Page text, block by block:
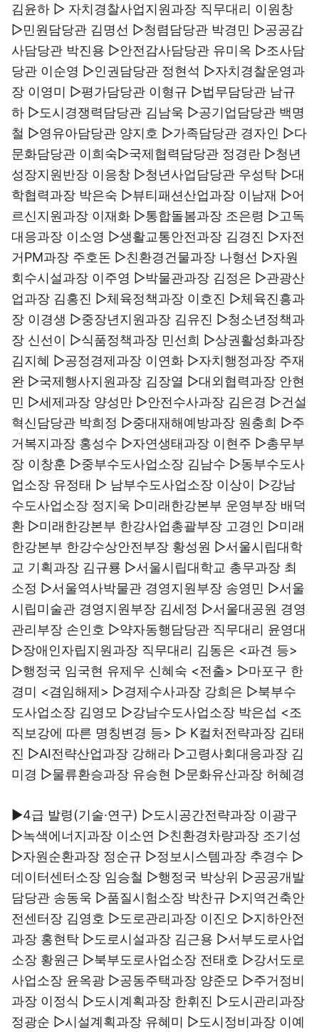
김윤하 ▷ 자치경찰사업지원과장 직무대리 이원창
▷민원담당관 김명선 ▷청렴담당관 박경민 ▷공공감
사담당관 박진용 ▷안전감사담당관 유미옥 ▷조사담
당관 이순영 ▷인권담당관 정현석 ▷자치경찰운영과
장 이영미 ▷평가담당관 이형규 ▷법무담당관 남규
하 ▷도시경쟁력담당관 김남욱 ▷공기업담당관 백명
철 ▷영유아담당관 양지호 ▷가족담당관 경자인 ▷다
문화담당관 이희숙▷국제협력담당관 정경란 ▷청년
성장지원반장 이응창 ▷청년사업담당관 우성탁 ▷대
학협력과장 박은숙 ▷뷰티패션산업과장 이남재 ▷어
르신지원과장 이재화 ▷통합돌봄과장 조은령 ▷고독
대응과장 이소영 ▷생활교통안전과장 김경진 ▷자전
거PM과장 주호돈 ▷친환경건물과장 나형선 ▷자원
회수시설과장 이주영 ▷박물관과장 김정은 ▷관광산
업과장 김홍진 ▷체육정책과장 이호진 ▷체육진흥과
장 이경생 ▷중장년지원과장 김유진 ▷청소년정책과
장 신선이 ▷식품정책과장 민선희 ▷상권활성화과장
김지혜 ▷공정경제과장 이연화 ▷자치행정과장 주재
완 ▷국제행사지원과장 김장열 ▷대외협력과장 안현
민 ▷세제과장 양성만 ▷안전수사과장 김은경 ▷건설
혁신담당관 박희정 ▷중대재해예방과장 원충희 ▷주
거복지과장 홍성수 ▷자연생태과장 이현주 ▷총무부
장 이창훈 ▷중부수도사업소장 김남수 ▷동부수도사
업소장 유정태 ▷ 남부수도사업소장 이상이 ▷강남
수도사업소장 정지욱 ▷미래한강본부 운영부장 배덕
환 ▷미래한강본부 한강사업총괄부장 고경인 ▷미래
한강본부 한강수상안전부장 황성원 ▷서울시립대학
교 기획과장 김규룡 ▷서울시립대학교 총무과장 최
소정 ▷서울역사박물관 경영지원부장 송영민 ▷서울
시립미술관 경영지원부장 김세정 ▷서울대공원 경영
관리부장 손인호 ▷약자동행담당관 직무대리 윤영대
▷장애인자립지원과장 직무대리 김동은 <파견 등>
▷행정국 임국현 유제우 신혜숙 <전출> ▷마포구 한
경미 <겸임해제> ▷경제수사과장 강희은 ▷북부수
도사업소장 김영모 ▷강남수도사업소장 박은섭 <조
직보강에 따른 명칭변경 등> ▷ K컬처전략과장 김태
진 ▷AI전략산업과장 강해라 ▷고령사회대응과장 김
미경 ▷물류환승과장 유승현 ▷문화유산과장 허혜경
▶4급 발령(기술·연구) ▷도시공간전략과장 이광구
▷녹색에너지과장 이소연 ▷친환경차량과장 조기성
▷자원순환과장 정순규 ▷정보시스템과장 추경수 ▷
데이터센터소장 임승철 ▷행정국 박상위 ▷공공개발
담당관 송동욱 ▷품질시험소장 박찬규 ▷지역건축안
전센터장 김영호 ▷도로관리과장 이진오 ▷지하안전
과장 홍현탁 ▷도로시설과장 김근용 ▷서부도로사업
소장 황원근 ▷북부도로사업소장 전태호 ▷강서도로
사업소장 윤옥광 ▷공동주택과장 양준모 ▷주거정비
과장 이정식 ▷도시계획과장 한휘진 ▷도시관리과장
정광순 ▷시설계획과장 유혜미 ▷도시정비과장 이예